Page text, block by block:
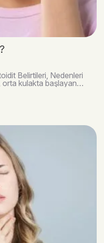
Belirtileri, Nedenleri
kulakta başlayan